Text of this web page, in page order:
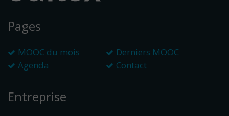
Pages
MOOC du mois
Derniers MOOC
Agenda
Contact
Entreprise